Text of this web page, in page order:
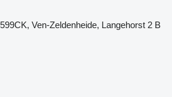
Ven-Zeldenheide, Langehorst 2 B